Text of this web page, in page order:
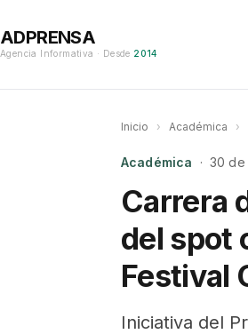
ADPRENSA
Agencia Informativa · Desde 2014
Inicio › Académica ›
Académica · 30 de
Carrera
del spot
Festival
Iniciativa del